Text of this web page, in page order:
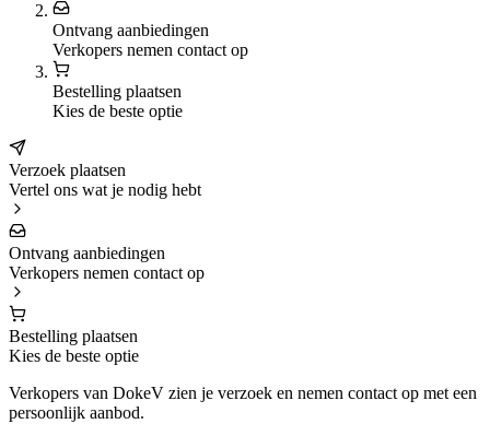
Ontvang aanbiedingen
Verkopers nemen contact op
Bestelling plaatsen
Kies de beste optie
Verzoek plaatsen
Vertel ons wat je nodig hebt
Ontvang aanbiedingen
Verkopers nemen contact op
Bestelling plaatsen
Kies de beste optie
Verkopers van DokeV zien je verzoek en nemen contact op met een
persoonlijk aanbod.